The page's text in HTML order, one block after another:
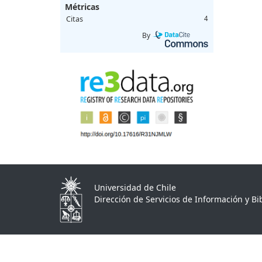
Métricas
Citas 4
By
Universidad de Chile
Dirección de Servicios de Información y